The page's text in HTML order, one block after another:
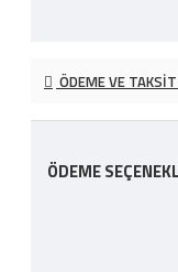
ÖDEME VE TAKSIT
ÖDEME